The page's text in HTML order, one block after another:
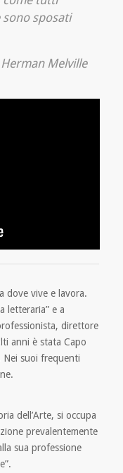
sono sposati
Melville
dove vive e lavora.
letteraria” e a
direttore
anni è stata Capo
Nei suoi frequenti
dell’Arte, si occupa
prevalentemente
sua professione